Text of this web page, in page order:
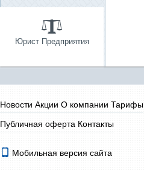
Юрист Предприятия
Новости Акции О компании Тарифы
Публичная оферта Контакты
Мобильная версия сайта